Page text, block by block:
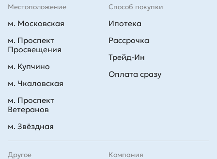
Способ покупки
Ипотека
Рассрочка
Трейд-Ин
Оплата сразу
Другое Компания
Местоположение
м. Московская
м. Проспект
Просвещения
м. Купчино
м. Чкаловская
м. Проспект
Ветеранов
м. Звёздная